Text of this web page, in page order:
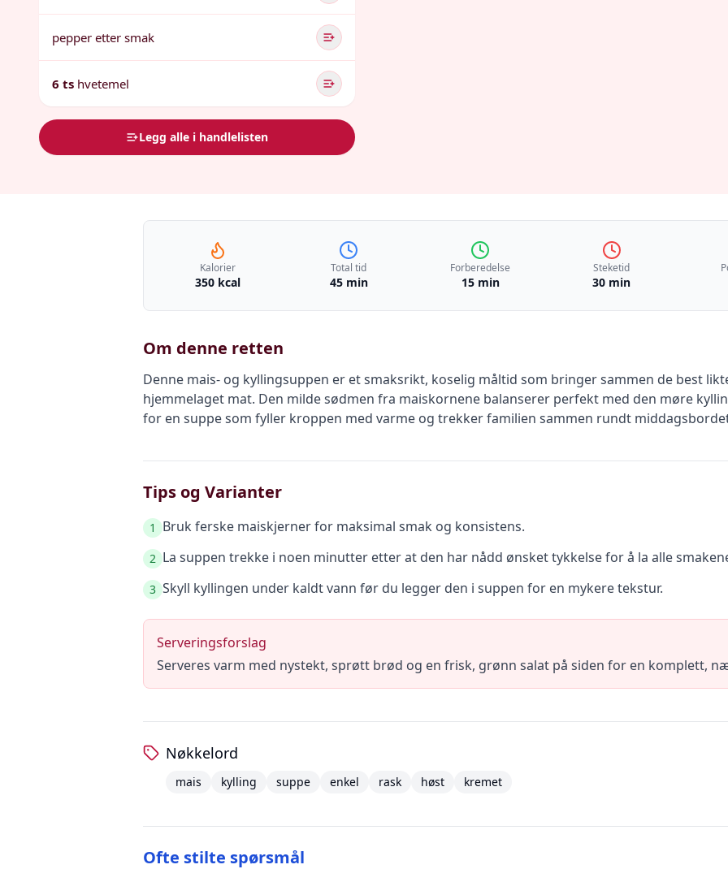
pepper etter smak
6 ts hvetemel
Legg alle i handlelisten
Kalorier
350 kcal
Total tid
45 min
Forberedelse
15 min
Steketid
30 min
Om denne retten
Denne mais- og kyllingsuppen er et smaksrikt, koselig måltid som bringer sammen de best
hjemmelaget mat. Den milde sødmen fra maiskornene balanserer perfekt med den møre
for en suppe som fyller kroppen med varme og trekker familien sammen rundt
Tips og Varianter
1 Bruk ferske maiskjerner for maksimal smak og konsistens.
2 La suppen trekke i noen minutter etter at den har nådd ønsket tykkelse for å la alle
3 Skyll kyllingen under kaldt vann før du legger den i suppen for en mykere tekstur.
Serveringsforslag
Serveres varm med nystekt, sprøtt brød og en frisk, grønn salat på siden for en komplett,
Nøkkelord
mais kylling suppe enkel rask høst kremet
Ofte stilte spørsmål